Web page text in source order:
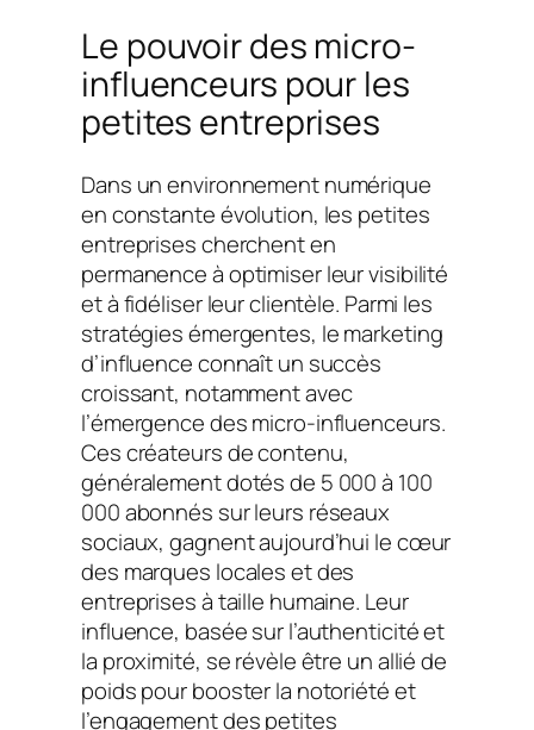
Le pouvoir des micro-
influenceurs pour les
petites entreprises
Dans un environnement numérique
en constante évolution, les petites
entreprises cherchent en
permanence à optimiser leur visibilité
et à fidéliser leur clientèle. Parmi les
stratégies émergentes, le marketing
d’influence connaît un succès
croissant, notamment avec
l’émergence des micro-influenceurs.
Ces créateurs de contenu,
généralement dotés de 5 000 à 100
000 abonnés sur leurs réseaux
sociaux, gagnent aujourd’hui le cœur
des marques locales et des
entreprises à taille humaine. Leur
influence, basée sur l’authenticité et
la proximité, se révèle être un allié de
poids pour booster la notoriété et
l’engagement des petites